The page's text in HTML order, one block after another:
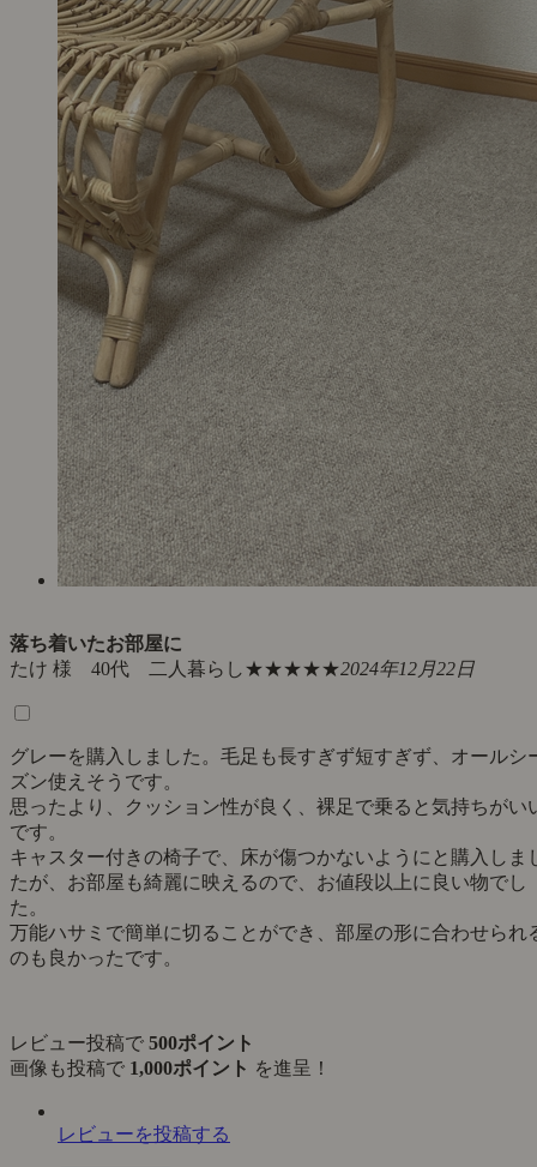
落ち着いたお部屋に
たけ 様 40代 二人暮らし★★★★★2024年12月22日
グレーを購入しました。毛足も長すぎず短すぎず、オールシ
ズン使えそうです。
思ったより、クッション性が良く、裸足で乗ると気持ちがい
です。
キャスター付きの椅子で、床が傷つかないようにと購入しま
たが、お部屋も綺麗に映えるので、お値段以上に良い物でし
た。
万能ハサミで簡単に切ることができ、部屋の形に合わせられ
のも良かったです。
レビュー投稿で 500ポイント
画像も投稿で 1,000ポイント を進呈！
レビューを投稿する